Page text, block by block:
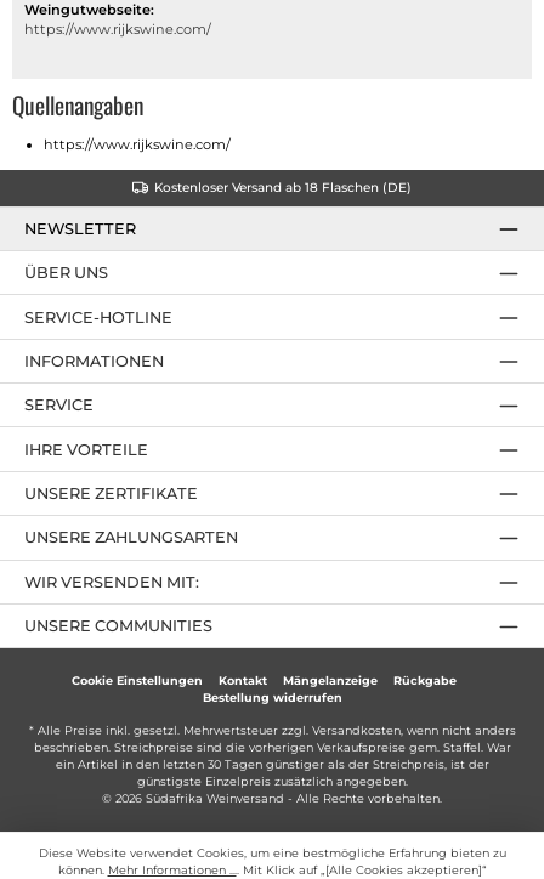
Weingutwebseite:
https://www.rijkswine.com/
Quellenangaben
https://www.rijkswine.com/
Kostenloser Versand ab 18 Flaschen (DE)
NEWSLETTER
SERVICE-HOTLINE
IHRE VORTEILE
UNSERE ZAHLUNGSARTEN
ÜBER UNS
UNSERE ZERTIFIKATE
INFORMATIONEN
SERVICE
UNSERE COMMUNITIES
WIR VERSENDEN MIT:
Cookie Einstellungen Kontakt Mängelanzeige
Rückgabe
Bestellung widerrufen
* Alle Preise inkl. gesetzl. Mehrwertsteuer zzgl. Versandkosten, wenn nicht anders
beschrieben. Streichpreise sind die vorherigen Verkaufspreise gem. Staffel. War
ein Artikel in den letzten 30 Tagen günstiger als der Streichpreis, ist der
günstigste Einzelpreis zusätzlich angegeben.
© 2026 Südafrika Weinversand - Alle Rechte vorbehalten.
Diese Website verwendet Cookies, um eine bestmögliche Erfahrung bieten zu
können. Mehr Informationen ... . Mit Klick auf „[Alle Cookies akzeptieren]“